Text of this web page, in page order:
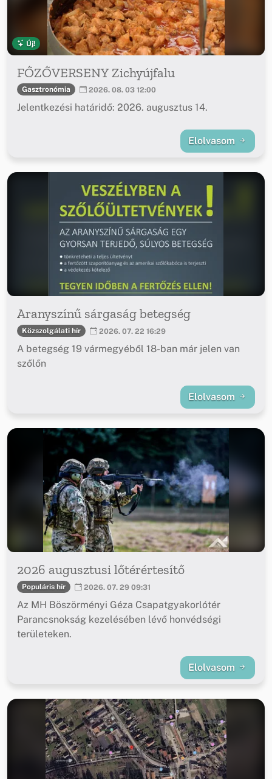
Új!
FŐZŐVERSENY Zichyújfalu
Gasztronómia 2026. 08. 03 12:00
Jelentkezési határidő: 2026. augusztus 14.
Elolvasom
Aranyszínű sárgaság betegség
Közszolgálati hír 2026. 07. 22 16:29
A betegség 19 vármegyéből 18-ban már jelen van
szőlőn
Elolvasom
2026 augusztusi lőtérértesítő
Populáris hír 2026. 07. 29 09:31
Az MH Böszörményi Géza Csapatgyakorlótér
Parancsnokság kezelésében lévő honvédségi
területeken.
Elolvasom